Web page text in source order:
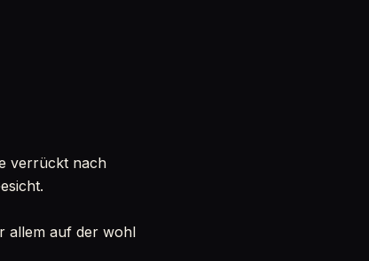
verrückt nach
allem auf der wohl